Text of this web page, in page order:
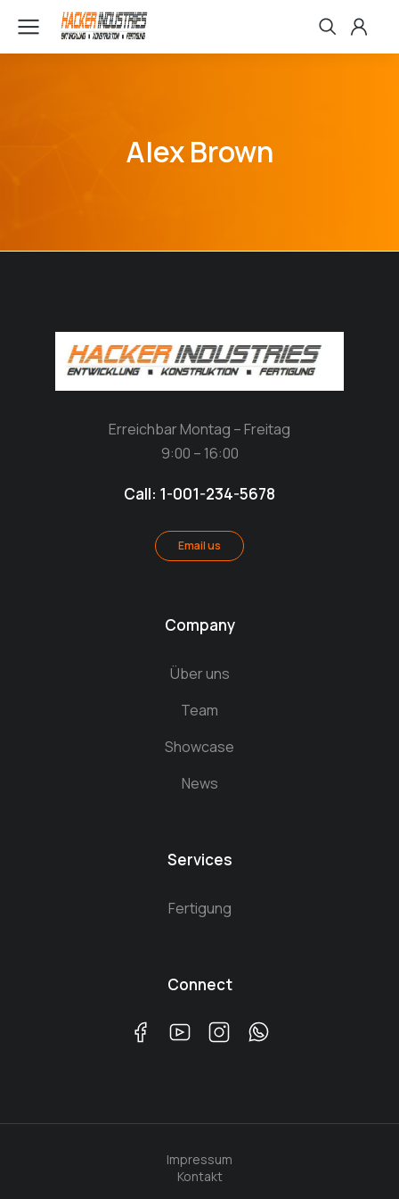
Alex Brown
Erreichbar Montag – Freitag
9:00 – 16:00
Call: 1-001-234-5678
Email us
Company
Über uns
Team
Showcase
News
Services
Fertigung
Connect
Impressum
Kontakt